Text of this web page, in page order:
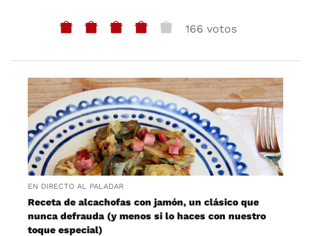
166 votos
EN DIRECTO AL PALADAR
Receta de alcachofas con jamón, un clásico que
nunca defrauda (y menos si lo haces con nuestro
toque especial)